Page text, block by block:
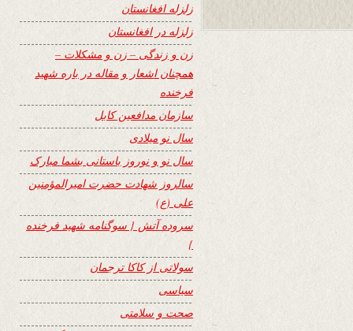
زلزله افغانستان
زلزله در افغانستان
زن و زندگی – زن و مشکلات –
همچنان اشعار و مقاله در باره شهید
فرخنده
سازمان مدافعین کابل
سال نو میلادی
سال نو و نوروز باستانی بشما مبارک
سالروز شهادت حضرت امیرالمؤمنین
علی (ع)
سروده آتش { سوگنامه شهید فرخنده
}
سولاتی از کاکا ترجمان
سیاسی
صحت و سلامتی